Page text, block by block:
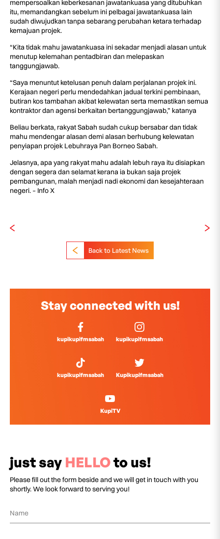
mempersoalkan keberkesanan jawatankuasa yang ditubuhkan
itu, memandangkan sebelum ini pelbagai jawatankuasa lain
sudah diwujudkan tanpa sebarang perubahan ketara terhadap
kemajuan projek.
“Kita tidak mahu jawatankuasa ini sekadar menjadi alasan untuk
menutup kelemahan pentadbiran dan melepaskan
tanggungjawab.
“Saya menuntut ketelusan penuh dalam perjalanan projek ini.
Kerajaan negeri perlu mendedahkan jadual terkini pembinaan,
butiran kos tambahan akibat kelewatan serta memastikan semua
kontraktor dan agensi berkaitan bertanggungjawab,” katanya
Beliau berkata, rakyat Sabah sudah cukup bersabar dan tidak
mahu mendengar alasan demi alasan berhubung kelewatan
penyiapan projek Lebuhraya Pan Borneo Sabah.
Jelasnya, apa yang rakyat mahu adalah lebuh raya itu disiapkan
dengan segera dan selamat kerana ia bukan saja projek
pembangunan, malah menjadi nadi ekonomi dan kesejahteraan
negeri. – Info X
Back to Latest News
Stay connected with us!
kupikupifmsabah kupikupifmsabah
kupikupifmsabah Kupikupifmsabah
KupiTV
just say HELLOto us!
Please fill out the form beside and we will get in touch with you
shortly. We look forward to serving you!